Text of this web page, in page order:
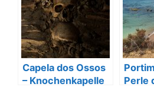
Capela dos Ossos
– Knochenkapelle
Perle